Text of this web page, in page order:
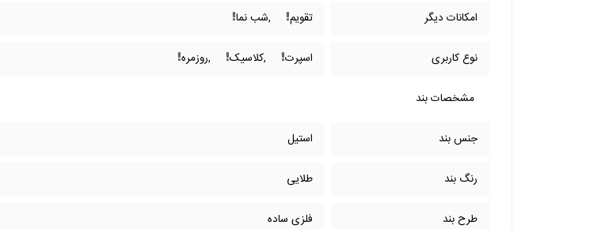
امکانات دیگر تقویم ,شب نما
نوع کاربری اسپرت ,کلاسیک ,روزمره
مشخصات بند
جنس بند استیل
رنگ بند طلایی
طرح بند فلزی ساده